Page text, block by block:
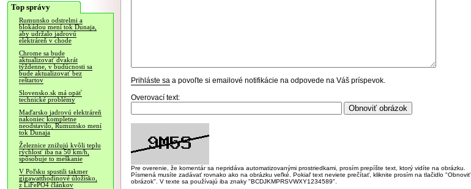
Top správy
Rumunsko odstrelmi a
blokádou mení tok Dunaja,
aby udržalo jadrovú
elektráreň v chode
Chrome sa bude
aktualizovať dvakrát
týždenne, v budúcnosti sa
bude aktualizovať bez
reštartov
Slovensko.sk má opäť
technické problémy
Maďarsko jadrovú elektráreň
nakoniec kompletne
neodstavilo, Rumunsko mení
tok Dunaja
Železnice znižujú kvôli teplu
rýchlosť iba na 50 km/h,
spôsobuje to meškanie
V Poľsku spustili takmer
gigawatthodinové úložisko,
z LiFePO4 článkov
Prihláste sa a povoľte si emailové notifikácie na odpovede na Váš príspevok.
Overovací text:
Pre overenie, že komentár sa nepridáva automatizovanými prostriedkami, prosím prepíšte text, ktorý vidíte na obrázku.
Písmená musíte zadávať rovnako ako na obrázku veľké. Pokiaľ text neviete prečítať, kliknite prosím na tlačidlo "Obnoviť
obrázok". V texte sa používajú iba znaky "BCDJKMPRSVWXY1234589".